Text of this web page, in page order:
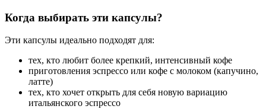
Когда выбирать эти капсулы?
Эти капсулы идеально подходят для:
тех, кто любит более крепкий, интенсивный кофе
приготовления эспрессо или кофе с молоком (капучино,
латте)
тех, кто хочет открыть для себя новую вариацию
итальянского эспрессо